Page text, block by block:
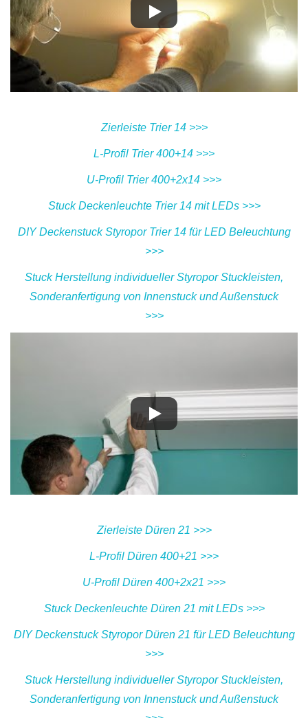
Zierleiste Trier 14 >>>
L-Profil Trier 400+14 >>>
U-Profil Trier 400+2x14 >>>
Stuck Deckenleuchte Trier 14 mit LEDs >>>
DIY Deckenstuck Styropor Trier 14 für LED Beleuchtung
>>>
Stuck Herstellung individueller Styropor Stuckleisten,
Sonderanfertigung von Innenstuck und Außenstuck
>>>
Zierleiste Düren 21 >>>
L-Profil Düren 400+21 >>>
U-Profil Düren 400+2x21 >>>
Stuck Deckenleuchte Düren 21 mit LEDs >>>
DIY Deckenstuck Styropor Düren 21 für LED Beleuchtung
>>>
Stuck Herstellung individueller Styropor Stuckleisten,
Sonderanfertigung von Innenstuck und Außenstuck